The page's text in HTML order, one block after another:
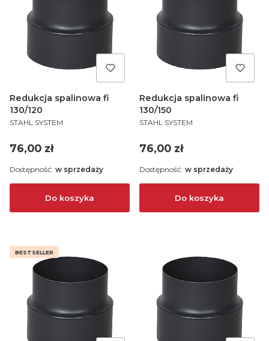
Redukcja spalinowa fi
130/120
PRODUCENT
STAHL SYSTEM
Cena
76,00 zł
Do koszyka
Dostępność: w sprzedaży
Redukcja spalinowa fi
130/150
PRODUCENT
STAHL SYSTEM
Cena
76,00 zł
Do koszyka
Dostępność: w sprzedaży
BESTSELLER